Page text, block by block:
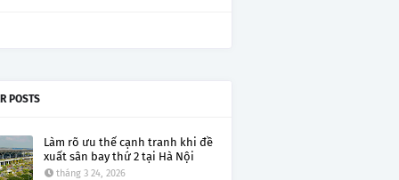
POSTS
Làm rõ ưu thế cạnh tranh khi đề
xuất sân bay thứ 2 tại Hà Nội
tháng 3 24, 2026